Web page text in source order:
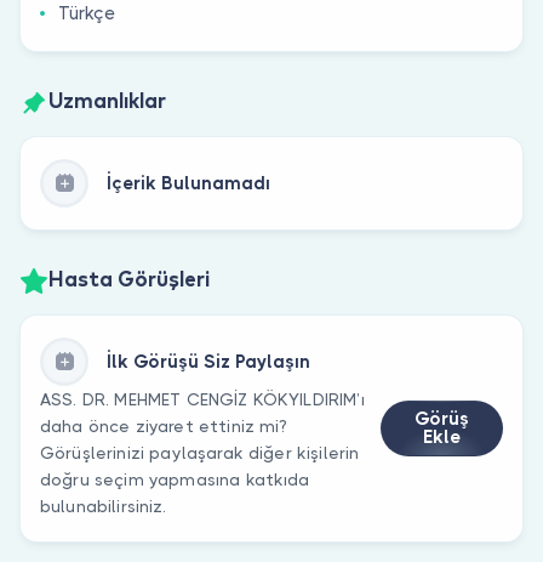
Türkçe
Uzmanlıklar
İçerik Bulunamadı
Hasta Görüşleri
İlk Görüşü Siz Paylaşın
ASS. DR. MEHMET CENGİZ KÖKYILDIRIM’ı
daha önce ziyaret ettiniz mi?
Görüşlerinizi paylaşarak diğer kişilerin
doğru seçim yapmasına katkıda
bulunabilirsiniz.
Görüş
Ekle